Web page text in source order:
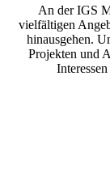
An der IGS
vielfältigen
hinausgehen.
Projekten und